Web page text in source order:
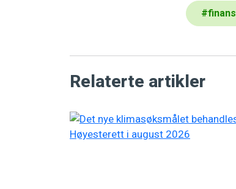
#finans
Relaterte artikler